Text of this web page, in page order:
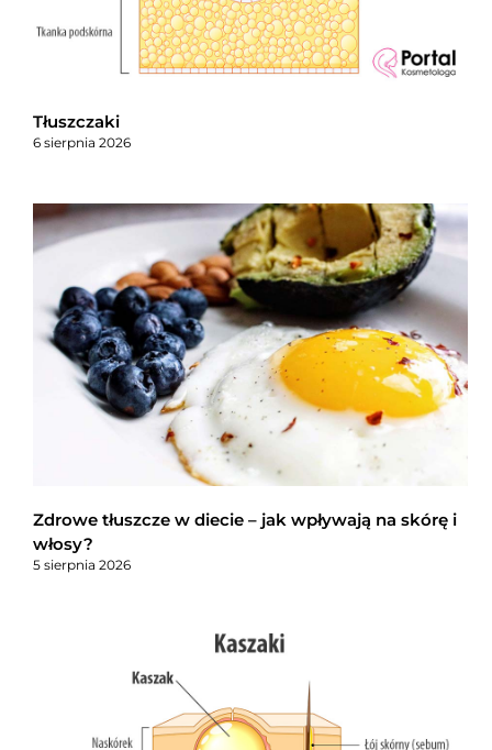
Tłuszczaki
6 sierpnia 2026
Zdrowe tłuszcze w diecie – jak wpływają na skórę i
włosy?
5 sierpnia 2026